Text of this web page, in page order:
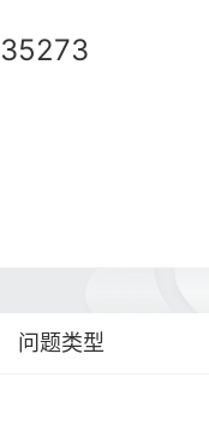
35273
问题类型